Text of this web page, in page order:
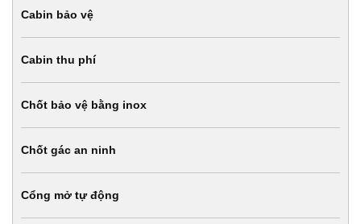
Cabin bảo vệ
Cabin thu phí
Chốt bảo vệ bằng inox
Chốt gác an ninh
Cổng mở tự động